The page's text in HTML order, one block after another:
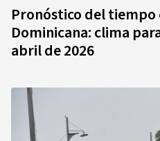
Pronóstico del tiempo
Dominicana: clima
abril de 2026